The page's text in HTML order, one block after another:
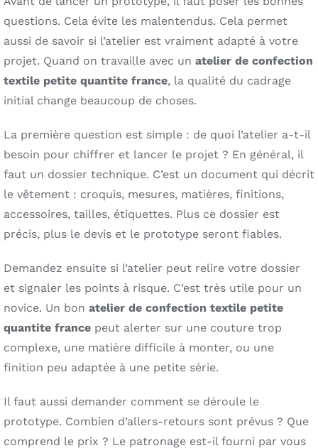
questions. Cela évite les malentendus. Cela permet
aussi de savoir si l’atelier est vraiment adapté à votre
projet. Quand on travaille avec un atelier de confection
textile petite quantite france, la qualité du cadrage
initial change beaucoup de choses.
La première question est simple : de quoi l’atelier a-t-il
besoin pour chiffrer et lancer le projet ? En général, il
faut un dossier technique. C’est un document qui décrit
le vêtement : croquis, mesures, matières, finitions,
accessoires, tailles, étiquettes. Plus ce dossier est
précis, plus le devis et le prototype seront fiables.
Demandez ensuite si l’atelier peut relire votre dossier
et signaler les points à risque. C’est très utile pour un
novice. Un bon atelier de confection textile petite
quantite france peut alerter sur une couture trop
complexe, une matière difficile à monter, ou une
finition peu adaptée à une petite série.
Il faut aussi demander comment se déroule le
prototype. Combien d’allers-retours sont prévus ? Que
comprend le prix ? Le patronage est-il fourni par vous